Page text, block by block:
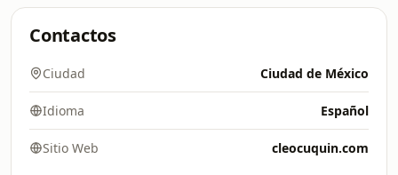
Contactos
Ciudad Ciudad de México
Idioma Español
Sitio Web cleocuquin.com